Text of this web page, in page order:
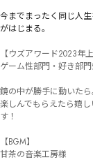
今までまったく同じ人
がはじまる。
【ウズアワード2023年上
ゲーム性部門・好き部
鏡の中が勝手に動いた
楽しんでもらえたら嬉
す！
【BGM】
甘茶の音楽工房様